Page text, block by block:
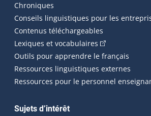
Chroniques
Conseils linguistiques pour les
Contenus téléchargeables
Lexiques et vocabulaires (Cet hyperlien
Outils pour apprendre le français
Ressources linguistiques externes
Ressources pour le personnel
Sujets d’intérêt